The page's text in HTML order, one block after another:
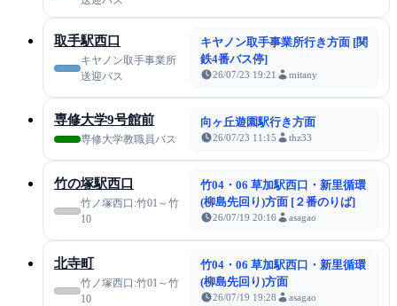
取手駅西口
キヤノン取手事業所
送迎バス
キヤノン取手事業所行き方面 [関
鉄4番バス停]
26/07/23 19:21 mitany
専修大学9号館前
専修大学教職員バス
向ヶ丘遊園駅行き方面
26/07/23 11:15 thz33
竹の塚駅西口
竹ノ塚西口:竹01～竹
10
竹04・06 草加駅西口・新里循環
(柳島先回り)方面 [２番のりば]
26/07/19 20:16 asagao
北寺町
竹ノ塚西口:竹01～竹
10
竹04・06 草加駅西口・新里循環
(柳島先回り)方面
26/07/19 19:28 asagao